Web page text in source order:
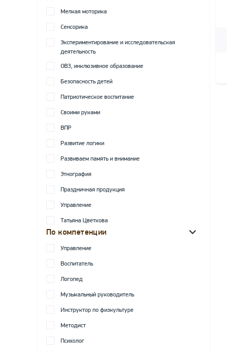
Мелкая моторика
Сенсорика
Экспериментирование и исследовательская
деятельность
ОВЗ, инклюзивное образование
Безопасность детей
Патриотическое воспитание
Своими руками
ВПР
Развитие логики
Развиваем память и внимание
Этнография
Праздничная продукция
Управление
Татьяна Цветкова
По компетенции
Управление
Воспитатель
Логопед
Музыкальный руководитель
Инструктор по физкультуре
Методист
Психолог